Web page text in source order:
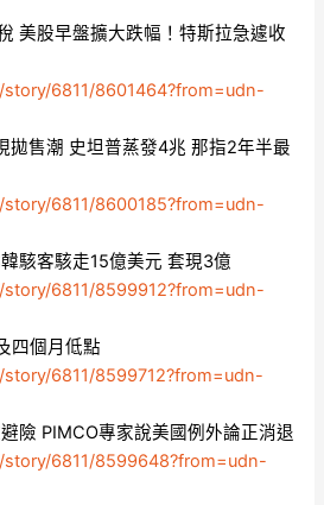
美股早盤擴大跌幅！特斯拉急遽收
6811/8601464?from=udn-
拋售潮 史坦普蒸發4兆 那指2年半最
6811/8600185?from=udn-
駭客駭走15億美元 套現3億
6811/8599912?from=udn-
四個月低點
6811/8599712?from=udn-
險 PIMCO專家說美國例外論正消退
6811/8599648?from=udn-